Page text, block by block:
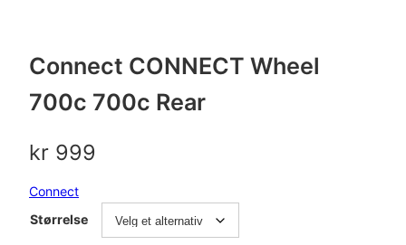
Connect CONNECT Wheel
700c 700c Rear
kr 999
Connect
Størrelse